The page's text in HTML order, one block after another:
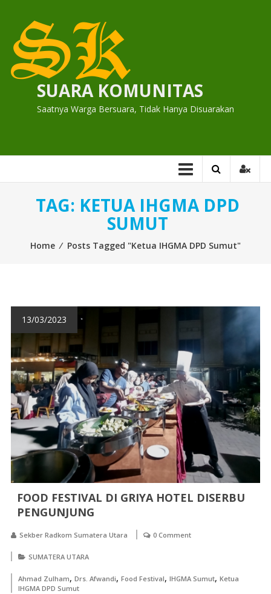
content
SUARA KOMUNITAS
Saatnya Warga Bersuara, Tidak Hanya Disuarakan
TAG: KETUA IHGMA DPD
SUMUT
Home ⁄ Posts Tagged "Ketua IHGMA DPD Sumut"
13/03/2023
FOOD FESTIVAL DI GRIYA HOTEL DISERBU
PENGUNJUNG
Sekber Radkom Sumatera Utara 0 Comment
SUMATERA UTARA
Ahmad Zulham, Drs. Afwandi, Food Festival, IHGMA Sumut, Ketua
IHGMA DPD Sumut